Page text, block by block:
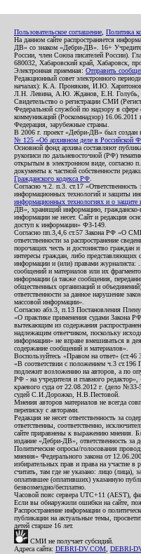
Пользовательское соглашение Политика
На данном сайте распространяется
ДВ» со знаком «Дебри-ДВ». 16+
России, член Союза писателей России).
680032, Хабаровский край, Хабаровск,
Электронная приемная: Отправить
Редакционный совет электронного
началах): К.А. Пронякин, И.Ю.
Л.Н. Левина, А.Ю. Жданов, Е.Н.
Свидетельство о регистрации СМИ
Федеральной службой по надзору в
коммуникаций (Роскомнадзор) 16.06.2011
Федерация, зарубежные страны.
В 2006 г. проект «Дебри-ДВ» был создан
№ 125 «Об архивном деле в Российской
Основной фонд архива составляют
рукописи по дальневосточной (РФ)
открытым в электронном виде, согласно
документы к частной собственности
Гражданского кодекса РФ
Согласно ч.2. п.3. ст.17
информационных технологий и защиты
информационных технологиях и о
ДВ», хранящий информацию, гражданско-
информации не несет. Сайт и редакция
доступ к информации» ФЗ-149.
Согласно пп.3,4,6 ст.57 Закона РФ «О
ответственности за распространение
порочащих честь и достоинство граждан
интересы граждан, либо представляющих
информации и (или) правами журналиста:
сообщений и материалов или их
информации (а также сообщения,
общественных организаций и
ответственности за данное нарушение
массовой информации».
Согласно абз.3, п.13 Постановления
«О практике применения судами Закона
вытекающим из содержания
надлежащим ответчиком, поскольку
информации» не вправе вмешиваться в
содержание сообщений и материалов».
Воспользуйтесь «Правом на ответ»
«В соответствии с положением ч.3
подлежит возложению на авторов, а по
РФ - на учредителя и главного
краевого суда от 22.08.2012 г. (дело
судей С.И.Дорожко, Н.В.Пестовой.
Мнения авторов материалов не всегда
переписку с авторами.
Редакция не несет ответственность за
ответственны, соответственно,
сайте приравнены к выражению мнения.
издание «Дебри-ДВ», ответственность за
Политические опросы/голосования
мнения» Федерального закона от
избирательных прав и права на участие в
считать, там где не указано: лицо (лица),
оплатившее (оплативших) указанную
безвозмездно/бесплатно.
Часовой пояс сервера UTC+11 (AEST),
Если вы обнаружили ошибки на сайте,
Распространение информации о
публикации на актуальные темы,
детей старше 16 лет.
СМИ не получает субсидий.
Адреса сайта: DEBRI-DV.COM DEBRI-